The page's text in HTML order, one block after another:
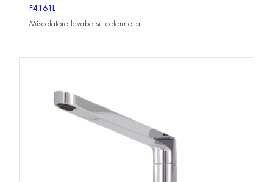
F4161L
Miscelatore lavabo su colonnetta